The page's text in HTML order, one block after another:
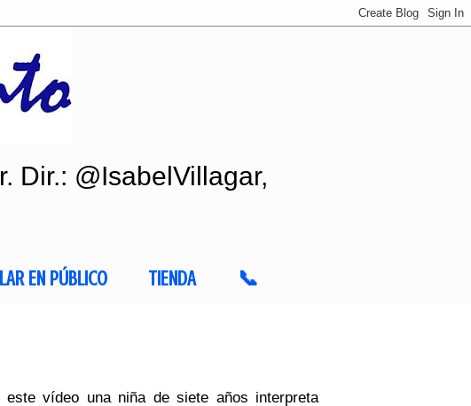
Dir.: @IsabelVillagar,
EN PÚBLICO TIENDA 📞
este vídeo una niña de siete años interpreta